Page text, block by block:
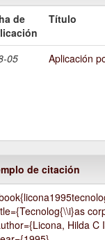
de
Título
05 Aplicación
de citación
Hilda C